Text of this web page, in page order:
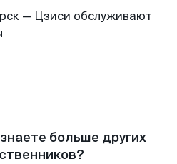
— Цзиси обслуживают
больше других